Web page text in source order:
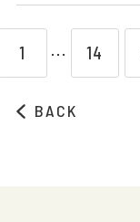
BACK
1 ⋯ 14